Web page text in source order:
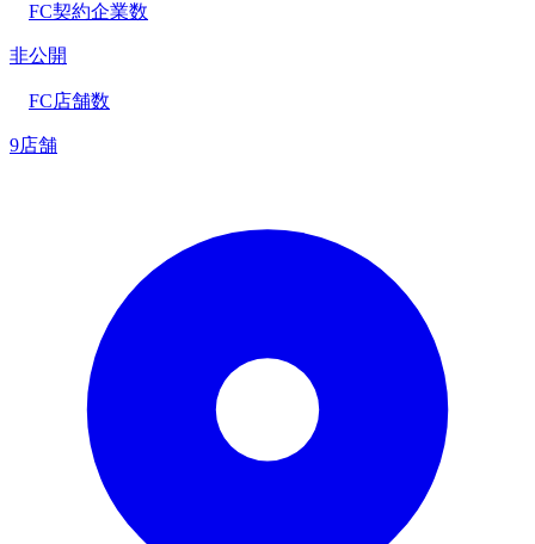
FC契約企業数
非公開
FC店舗数
9店舗